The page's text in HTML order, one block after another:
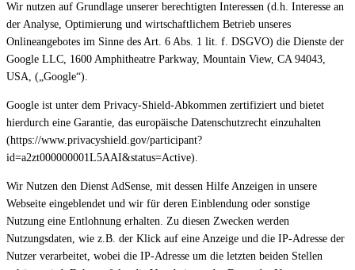
Wir nutzen auf Grundlage unserer berechtigten Interessen (d.h. Interesse an
der Analyse, Optimierung und wirtschaftlichem Betrieb unseres
Onlineangebotes im Sinne des Art. 6 Abs. 1 lit. f. DSGVO) die Dienste der
Google LLC, 1600 Amphitheatre Parkway, Mountain View, CA 94043,
USA, („Google“).
Google ist unter dem Privacy-Shield-Abkommen zertifiziert und bietet
hierdurch eine Garantie, das europäische Datenschutzrecht einzuhalten
(https://www.privacyshield.gov/participant?
id=a2zt000000001L5AAI&status=Active).
Wir Nutzen den Dienst AdSense, mit dessen Hilfe Anzeigen in unsere
Webseite eingeblendet und wir für deren Einblendung oder sonstige
Nutzung eine Entlohnung erhalten. Zu diesen Zwecken werden
Nutzungsdaten, wie z.B. der Klick auf eine Anzeige und die IP-Adresse der
Nutzer verarbeitet, wobei die IP-Adresse um die letzten beiden Stellen